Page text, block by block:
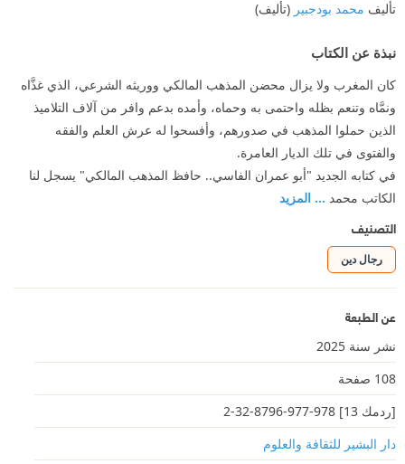
تأليف محمد بودجبير (تأليف)
نبذة عن الكتاب
كان المغرب ولا يزال محضن المذهب المالكي ووريثه الشرعي، الذي غذَّاه
ونمَّاه وتنعم بظله واحتمى به وحماه، وأمده بدعم وافر من آلاف التلاميذ
الذين حملوا المذهب في صدورهم، وأفسحوا له عرش العلم والفقه
والفتوى في تلك الديار العامرة.
في كتابه الجديد "أبو عمران الفاسي.. حافظ المذهب المالكي" يسجل لنا
الكاتب محمد ... المزيد
التصنيف
رجال دين
عن الطبعة
نشر سنة 2025
108 صفحة
[ردمك 13] 978-977-8796-32-2
دار البشير للثقافة والعلوم